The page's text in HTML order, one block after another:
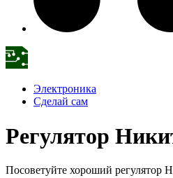
Электроника
Сделай сам
Регулятор
Посоветуйте хороший регулятор